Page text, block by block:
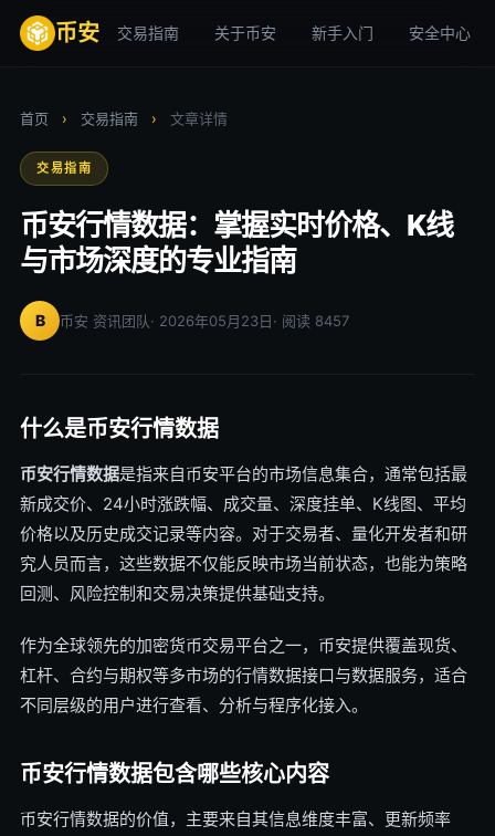
币安 交易指南 关于币安 新手入门 安全中心
首页 › 交易指南 › 文章详情
交易指南
币安行情数据：掌握实时价格、K线
与市场深度的专业指南
B 币安 资讯团队· 2026年05月23日· 阅读 8457
什么是币安行情数据
币安行情数据是指来自币安平台的市场信息集合，通常包括最
新成交价、24小时涨跌幅、成交量、深度挂单、K线图、平均
价格以及历史成交记录等内容。对于交易者、量化开发者和研
究人员而言，这些数据不仅能反映市场当前状态，也能为策略
回测、风险控制和交易决策提供基础支持。
作为全球领先的加密货币交易平台之一，币安提供覆盖现货、
杠杆、合约与期权等多市场的行情数据接口与数据服务，适合
不同层级的用户进行查看、分析与程序化接入。
币安行情数据包含哪些核心内容
币安行情数据的价值，主要来自其信息维度丰富、更新频率